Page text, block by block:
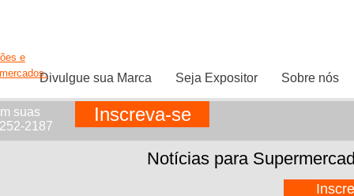
Divulgue sua Marca Seja Expositor Sobre nós
e
suas
2187
Inscreva-se
Notícias para